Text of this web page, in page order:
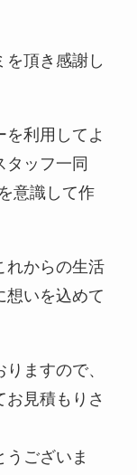
を頂き感謝し
を利用してよ
タッフ一同
意識して作
れからの生活
想いを込めて
ますので、
見積もりさ
うございま